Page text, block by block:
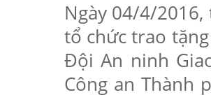
Ngày 04/4/2016,
tổ chức trao
Đội An ninh
Công an Thành